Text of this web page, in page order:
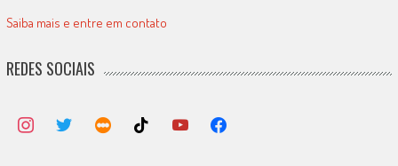
Saiba mais e entre em contato
REDES SOCIAIS